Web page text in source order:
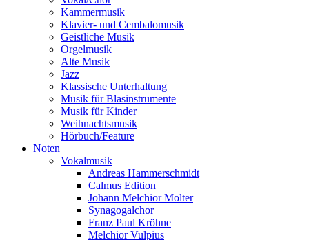
Kammermusik
Klavier- und Cembalomusik
Geistliche Musik
Orgelmusik
Alte Musik
Jazz
Klassische Unterhaltung
Musik für Blasinstrumente
Musik für Kinder
Weihnachtsmusik
Hörbuch/Feature
Noten
Vokalmusik
Andreas Hammerschmidt
Calmus Edition
Johann Melchior Molter
Synagogalchor
Franz Paul Kröhne
Melchior Vulpius